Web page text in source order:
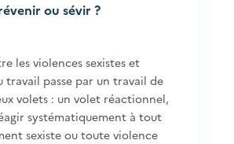
ou sévir ?
les violences sexistes et
travail passe par un travail de
volets : un volet réactionnel,
systématiquement à tout
sexiste ou toute violence